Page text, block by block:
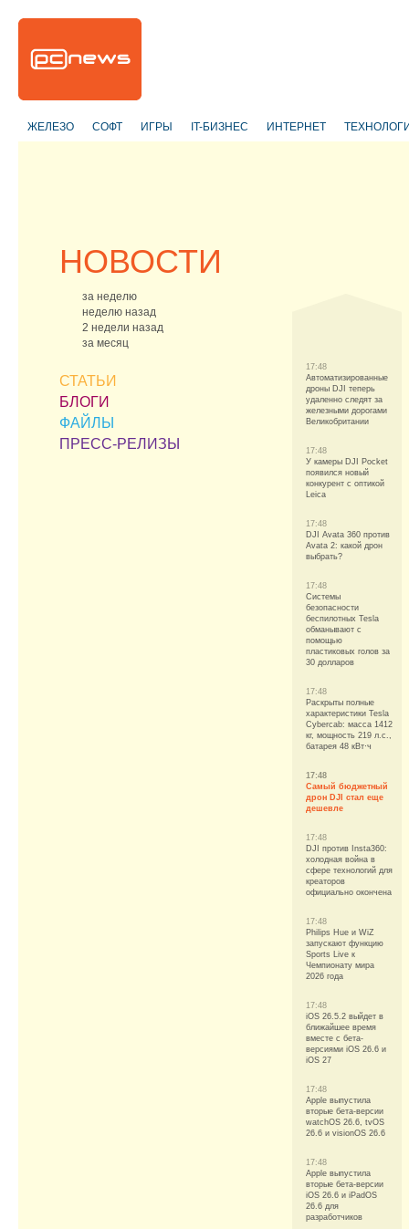
ЖЕЛЕЗО СОФТ ИГРЫ IT-БИЗНЕС ИНТЕРНЕТ
НОВОСТИ
за неделю
неделю назад
2 недели назад
за месяц
СТАТЬИ
БЛОГИ
ФАЙЛЫ
ПРЕСС-РЕЛИЗЫ
17:48
Автоматизированные
дроны DJI теперь
удаленно следят за
железными дорогами
Великобритании
17:48
У камеры DJI Pocket
появился новый
конкурент с оптикой
Leica
17:48
DJI Avata 360 против
Avata 2: какой дрон
выбрать?
17:48
Системы
безопасности
беспилотных Tesla
обманывают с
помощью
пластиковых голов за
30 долларов
17:48
Раскрыты полные
характеристики Tesla
Cybercab: масса 1412
кг, мощность 219 л.с.,
батарея 48 кВт⋅ч
17:48
Самый бюджетный
дрон DJI стал еще
дешевле
17:48
DJI против Insta360:
холодная война в
сфере технологий для
креаторов
официально окончена
17:48
Philips Hue и WiZ
запускают функцию
Sports Live к
Чемпионату мира
2026 года
17:48
iOS 26.5.2 выйдет в
ближайшее время
вместе с бета-
версиями iOS 26.6 и
iOS 27
17:48
Apple выпустила
вторые бета-версии
watchOS 26.6, tvOS
26.6 и visionOS 26.6
17:48
Apple выпустила
вторые бета-версии
iOS 26.6 и iPadOS
26.6 для
разработчиков